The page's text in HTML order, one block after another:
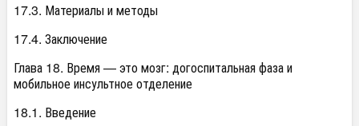
17.3. Материалы и методы
17.4. Заключение
Глава 18. Время — это мозг: догоспитальная фаза и
мобильное инсультное отделение
18.1. Введение